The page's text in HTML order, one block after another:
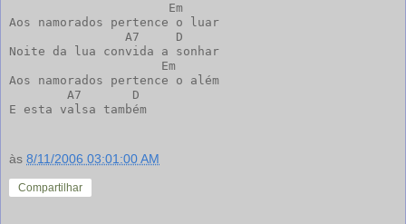
                      Em
Aos namorados pertence o luar
                A7     D
Noite da lua convida a sonhar
                     Em
Aos namorados pertence o além
        A7       D
E esta valsa também
às 8/11/2006 03:01:00 AM
Compartilhar